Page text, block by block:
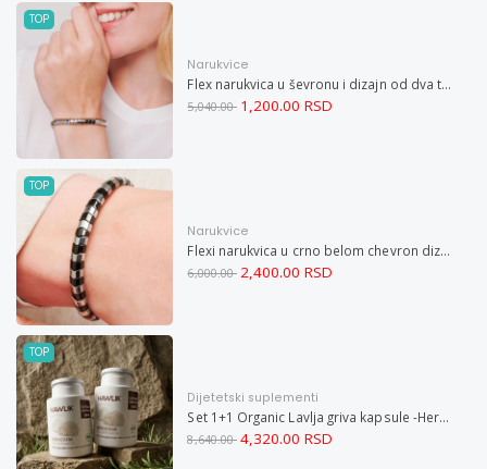
TOP
Narukvice
Flex narukvica u ševronu i dizajn od dva tona XXL
5,040.00 1,200.00 RSD
TOP
Narukvice
Flexi narukvica u crno belom chevron dizajnu M
6,000.00 2,400.00 RSD
TOP
Dijetetski suplementi
Set 1+1 Organic Lavlja griva kapsule -Hericium ekstrakt 60
8,640.00 4,320.00 RSD